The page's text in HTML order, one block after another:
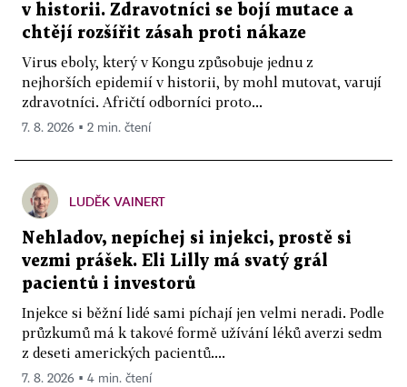
v historii. Zdravotníci se bojí mutace a
chtějí rozšířit zásah proti nákaze
Virus eboly, který v Kongu způsobuje jednu z
nejhorších epidemií v historii, by mohl mutovat, varují
zdravotníci. Afričtí odborníci proto...
7. 8. 2026 ▪ 2 min. čtení
LUDĚK VAINERT
Nehladov, nepíchej si injekci, prostě si
vezmi prášek. Eli Lilly má svatý grál
pacientů i investorů
Injekce si běžní lidé sami píchají jen velmi neradi. Podle
průzkumů má k takové formě užívání léků averzi sedm
z deseti amerických pacientů....
7. 8. 2026 ▪ 4 min. čtení